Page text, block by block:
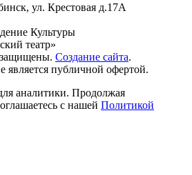
ул. Крестовая д.17А
Культуры
театр»
Создание сайта.
является публичной офертой.
аналитики. Продолжая
с нашей Политикой